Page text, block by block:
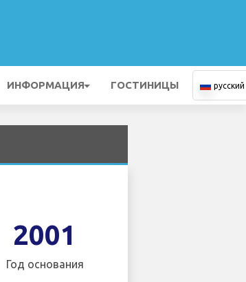
ИНФОРМАЦИЯ ГОСТИНИЦЫ русский
2001
Год основания